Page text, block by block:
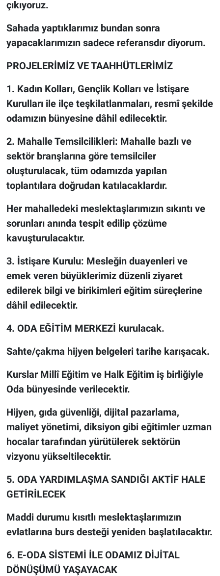
çıkıyoruz.
Sahada yaptıklarımız bundan sonra
yapacaklarımızın sadece referansdır diyorum.
PROJELERİMİZ VE TAAHHÜTLERİMİZ
1. Kadın Kolları, Gençlik Kolları ve İstişare
Kurulları ile ilçe teşkilatlanmaları, resmî şekilde
odamızın bünyesine dâhil edilecektir.
2. Mahalle Temsilcilikleri: Mahalle bazlı ve
sektör branşlarına göre temsilciler
oluşturulacak, tüm odamızda yapılan
toplantılara doğrudan katılacaklardır.
Her mahalledeki meslektaşlarımızın sıkıntı ve
sorunları anında tespit edilip çözüme
kavuşturulacaktır.
3. İstişare Kurulu: Mesleğin duayenleri ve
emek veren büyüklerimiz düzenli ziyaret
edilerek bilgi ve birikimleri eğitim süreçlerine
dâhil edilecektir.
4. ODA EĞİTİM MERKEZİ kurulacak.
Sahte/çakma hijyen belgeleri tarihe karışacak.
Kurslar Millî Eğitim ve Halk Eğitim iş birliğiyle
Oda bünyesinde verilecektir.
Hijyen, gıda güvenliği, dijital pazarlama,
maliyet yönetimi, diksiyon gibi eğitimler uzman
hocalar tarafından yürütülerek sektörün
vizyonu yükseltilecektir.
5. ODA YARDIMLAŞMA SANDIĞI AKTİF HALE
GETİRİLECEK
Maddi durumu kısıtlı meslektaşlarımızın
evlatlarına burs desteği yeniden başlatılacaktır.
6. E-ODA SİSTEMİ İLE ODAMIZ DİJİTAL
DÖNÜŞÜMÜ YAŞAYACAK